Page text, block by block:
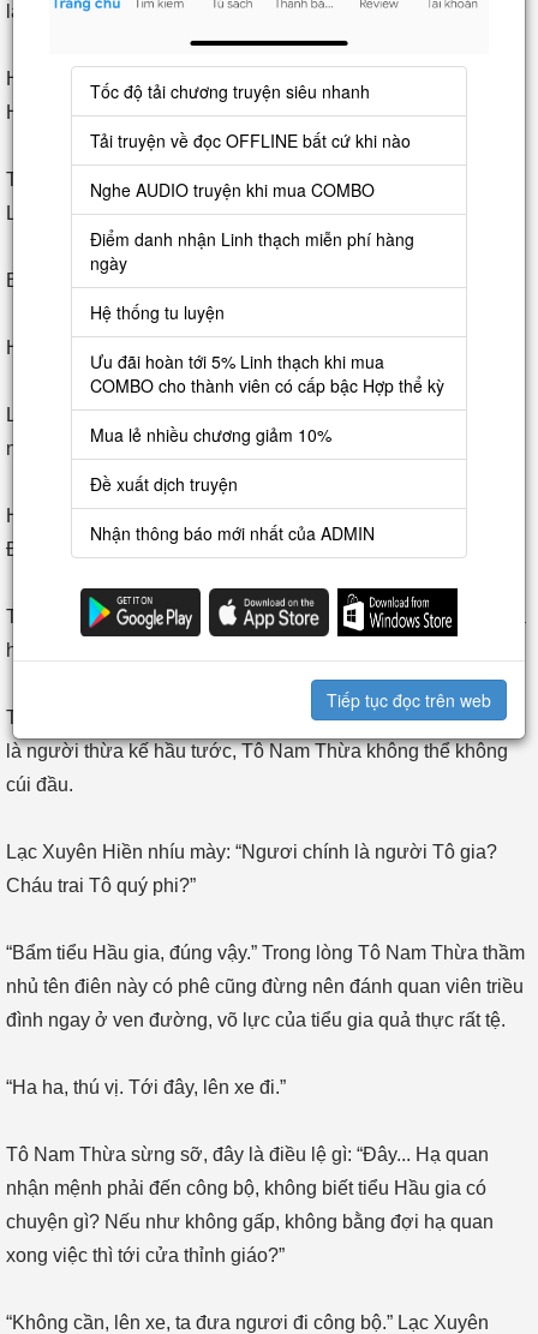
lấy bản vẽ về.
Hắn mới xuất cung chưa được bao lâu liền gặp Lạc Xuyên
Hiền, hắn ta muốn tiến cung.
Tô Nam Thừa kỵ nhất ngựa Đông cung, thấy xe ngựa của
Lạc Xuyên Hiền, hắn không thể không xuống dưới tránh đi.
Bằng không sẽ không thể đi qua đây được.
Hắn tránh đi, nhưng không ngờ đối phương lại dừng lại.
Lạc Xuyên Hiền nghe gã sai vặt của mình báo lại danh tính
người đằng trước.
Hắn ta xốc lên màn xe lên nhìn Tô Nam Thừa: “Ngươi là
Đông cung tư gián?”
Tô Nam Thừa vội nói: “Hạ quan bái kiến tiểu hầu gia, đúng là
hạ quan.”
Thực ra Lạc Xuyên Hiền không có chức quan, nhưng hắn ta
là người thừa kế hầu tước, Tô Nam Thừa không thể không
cúi đầu.
Lạc Xuyên Hiền nhíu mày: “Ngươi chính là người Tô gia?
Cháu trai Tô quý phi?”
“Bẩm tiểu Hầu gia, đúng vậy.” Trong lòng Tô Nam Thừa thầm
nhủ tên điên này có phê cũng đừng nên đánh quan viên triều
đình ngay ở ven đường, võ lực của tiểu gia quả thực rất tệ.
“Ha ha, thú vị. Tới đây, lên xe đi.”
Tô Nam Thừa sừng sỡ, đây là điều lệ gì: “Đây... Hạ quan
nhận mệnh phải đến công bộ, không biết tiểu Hầu gia có
chuyện gì? Nếu như không gấp, không bằng đợi hạ quan
xong việc thì tới cửa thỉnh giáo?”
“Không cần, lên xe, ta đưa ngươi đi công bộ.” Lạc Xuyên
Tốc độ tải chương truyện siêu nhanh
Tải truyện về đọc OFFLINE bất cứ khi nào
Nghe AUDIO truyện khi mua COMBO
Điểm danh nhận Linh thạch miễn phí hàng
ngày
Hệ thống tu luyện
Ưu đãi hoàn tới 5% Linh thạch khi mua
COMBO cho thành viên có cấp bậc Hợp thể kỳ
Mua lẻ nhiều chương giảm 10%
Đề xuất dịch truyện
Nhận thông báo mới nhất của ADMIN
Tiếp tục đọc trên web